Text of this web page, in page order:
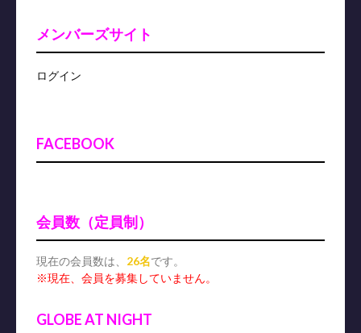
メンバーズサイト
ログイン
FACEBOOK
会員数（定員制）
現在の会員数は、 26名です。
※現在、会員を募集していません。
GLOBE AT NIGHT